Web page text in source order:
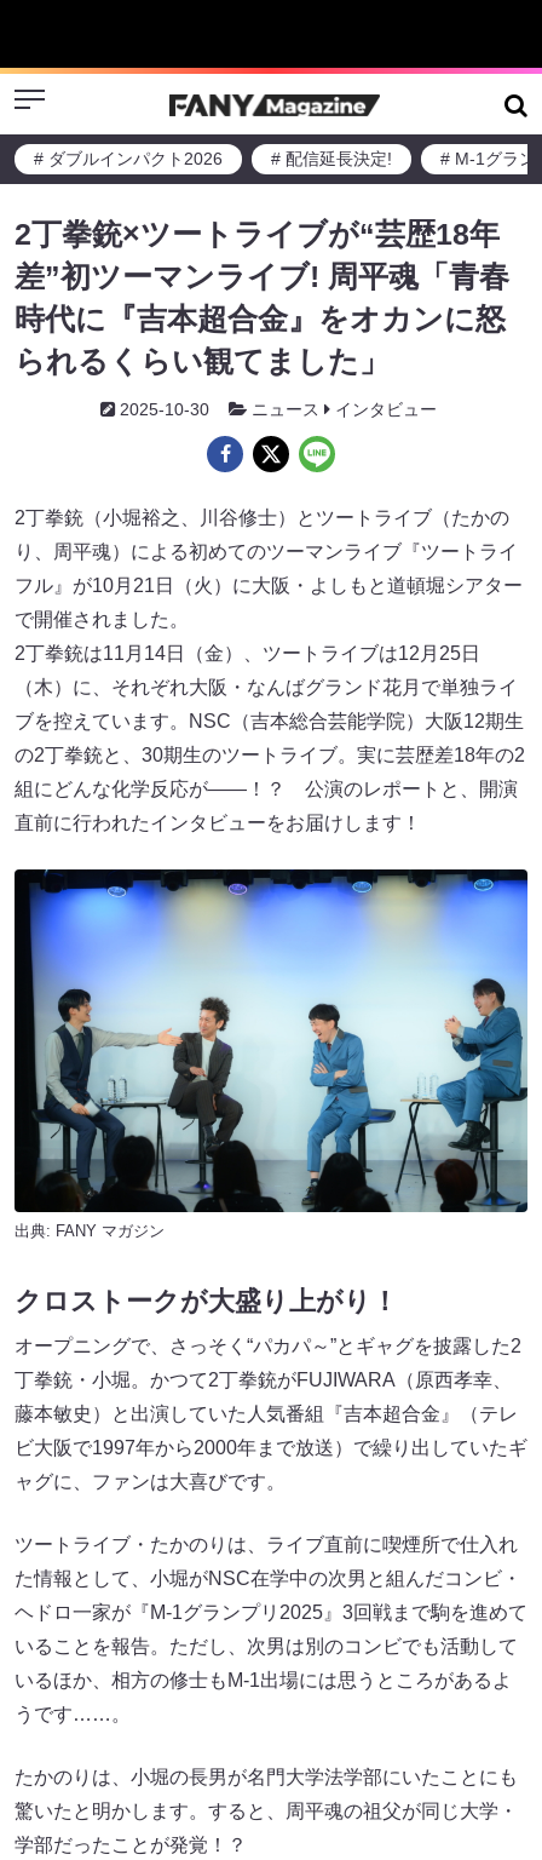
# ダブルインパクト2026 # 配信延長決定! # M-1グラン
2丁拳銃×ツートライブが“芸歴18年
時代に『吉本超合金』をオカンに怒
られるくらい観てました」
2丁拳銃（小堀裕之、川谷修士）とツートライブ（たかの
フル』が10月21日（火）に大阪・よしもと道頓堀シアター
で開催されました。
2丁拳銃は11月14日（金）、ツートライブは12月25日
（木）に、それぞれ大阪・なんばグランド花月で単独ライ
ブを控えています。NSC（吉本総合芸能学院）大阪12期生
の2丁拳銃と、30期生のツートライブ。実に芸歴差18年の2
組にどんな化学反応が――！？ 公演のレポートと、開演
直前に行われたインタビューをお届けします！
出典:FANY マガジン
クロストークが大盛り上がり！
丁拳銃・小堀。かつて2丁拳銃がFUJIWARA（原西孝幸、
藤本敏史）と出演していた人気番組『吉本超合金』（テレ
ビ大阪で1997年から2000年まで放送）で繰り出していたギ
ャグに、ファンは大喜びです。
ツートライブ・たかのりは、ライブ直前に喫煙所で仕入れ
ヘドロ一家が『M-1グランプリ2025』3回戦まで駒を進めて
いることを報告。ただし、次男は別のコンビでも活動して
いるほか、相方の修士もM-1出場には思うところがあるよ
うです……。
たかのりは、小堀の長男が名門大学法学部にいたことにも
学部だったことが発覚！？
周平魂の祖父は、卒業後に警察官の道へ進んで驚きの伝説